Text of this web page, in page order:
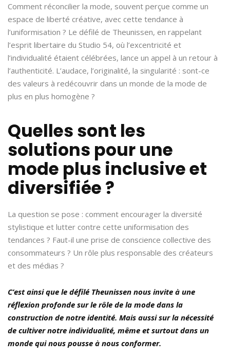
Comment réconcilier la mode, souvent perçue comme un
espace de liberté créative, avec cette tendance à
l’uniformisation ? Le défilé de Theunissen, en rappelant
l’esprit libertaire du Studio 54, où l’excentricité et
l’individualité étaient célébrées, lance un appel à un retour à
l’authenticité. L’audace, l’originalité, la singularité : sont-ce
des valeurs à redécouvrir dans un monde de la mode de
plus en plus homogène ?
Quelles sont les
solutions pour une
mode plus inclusive et
diversifiée ?
La question se pose : comment encourager la diversité
stylistique et lutter contre cette uniformisation des
tendances ? Faut-il une prise de conscience collective des
consommateurs ? Un rôle plus responsable des créateurs
et des médias ?
C’est ainsi que le défilé Theunissen nous invite à une
réflexion profonde sur le rôle de la mode dans la
construction de notre identité. Mais aussi sur la nécessité
de cultiver notre individualité, même et surtout dans un
monde qui nous pousse à nous conformer.